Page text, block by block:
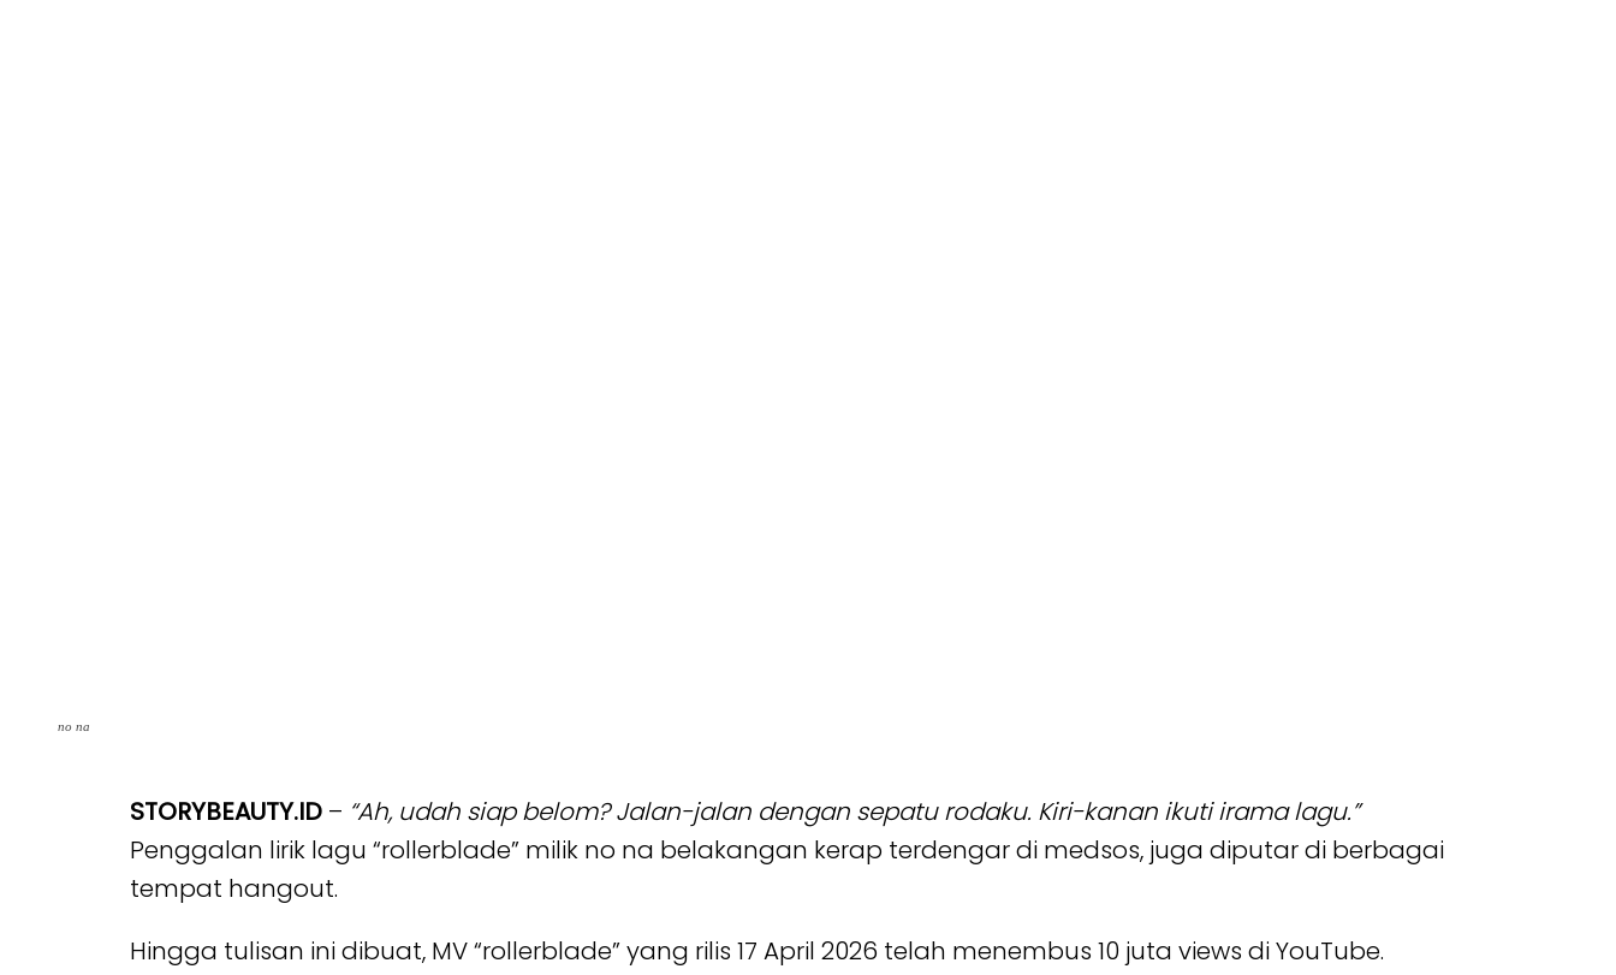
no na
STORYBEAUTY.ID– “Ah, udah siap belom? Jalan-jalan dengan sepatu rodaku. Kiri-kanan ikuti irama lagu.”
Penggalan lirik lagu “rollerblade” milik no na belakangan kerap terdengar di medsos, juga diputar di berbagai
tempat hangout.
Hingga tulisan ini dibuat, MV “rollerblade” yang rilis 17 April 2026 telah menembus 10 juta views di YouTube.